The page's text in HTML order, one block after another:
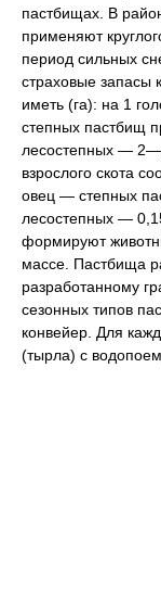
пастбищах. В
применяют
период сильных
страховые запасы
иметь (га): на 1
степных пастбищ
лесостепных —
взрослого скота
овец — степных
лесостепных —
формируют
массе. Пастбища
разработанному
сезонных типов
конвейер. Для
(тырла) с водопоем,